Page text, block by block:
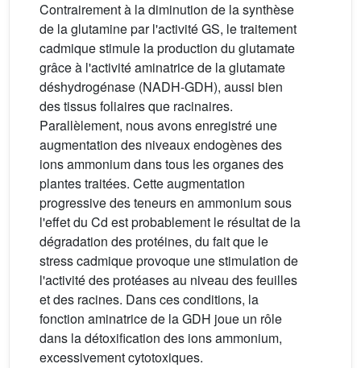
Contrairement à la diminution de la synthèse
de la glutamine par l'activité GS, le traitement
cadmique stimule la production du glutamate
grâce à l'activité aminatrice de la glutamate
déshydrogénase (NADH-GDH), aussi bien
des tissus foliaires que racinaires.
Parallèlement, nous avons enregistré une
augmentation des niveaux endogènes des
ions ammonium dans tous les organes des
plantes traitées. Cette augmentation
progressive des teneurs en ammonium sous
l'effet du Cd est probablement le résultat de la
dégradation des protéines, du fait que le
stress cadmique provoque une stimulation de
l'activité des protéases au niveau des feuilles
et des racines. Dans ces conditions, la
fonction aminatrice de la GDH joue un rôle
dans la détoxification des ions ammonium,
excessivement cytotoxiques.